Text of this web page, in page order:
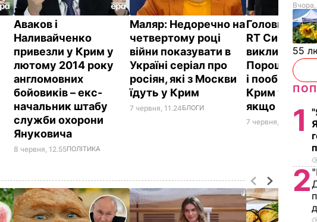
Аваков і
Наливайченко
привезли у Крим у
лютому 2014 року
англомовних
бойовиків – екс-
начальник штабу
служби охорони
Януковича
8 червня, 12.55ПОЛІТИКА
Маляр: Недоречно на
четвертому році
війни показувати в
Україні серіал про
росіян, які з Москви
їдуть у Крим
7 червня, 11.24БЛОГИ
Головний
RT
викликала
Порошенка
і пообіцяла
Крим
якщо
7 червня, 10.47 СВІТ
55
1
2